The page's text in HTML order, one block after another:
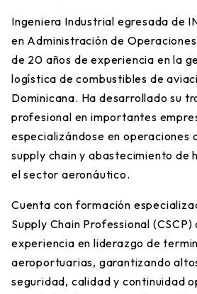
Ingeniera Industrial egresada de
en Administración de
de 20 años de experiencia en la
logística de combustibles de
Dominicana. Ha desarrollado su
profesional en importantes
especializándose en operaciones
supply chain y abastecimiento de
el sector aeronáutico.
Cuenta con formación
Supply Chain Professional
experiencia en liderazgo de
aeroportuarias, garantizando
seguridad, calidad y continuidad